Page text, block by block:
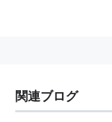
関連ブログ